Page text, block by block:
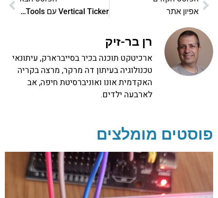
אפיון אתר Vertical Ticker עם MooTools
רן בר-זיק
ארכיטקט תוכנה בכיר בסייברארק, עיתונאי
טכנולוגיה בעיתון דה מרקר, מרצה בקריה
האקדמית אונו ואוניברסיטת חיפה, אב
לארבעה ילדים.
פוסטים מומלצים